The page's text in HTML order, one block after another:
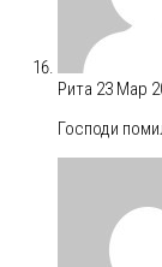
Рита 23 Мар
Господи